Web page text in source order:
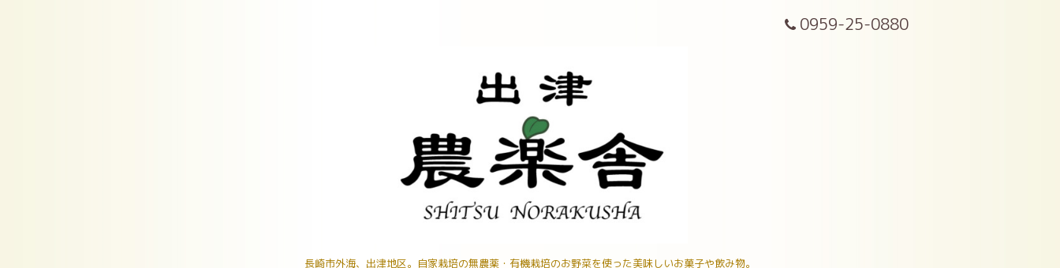
0959-25-0880
長崎市外海、出津地区。自家栽培の無農薬・有機栽培のお野菜を使った美味しいお菓子や飲み物。